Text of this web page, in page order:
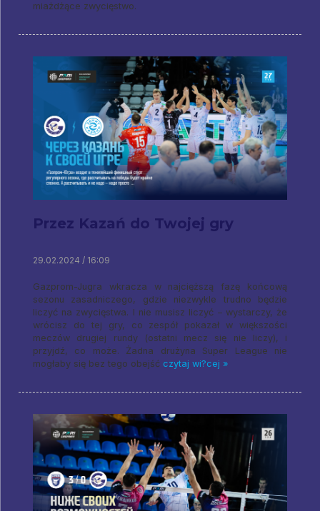
miażdżące zwycięstwo.
Przez Kazań do Twojej gry
29.02.2024 / 16:09
Gazprom-Jugra wkracza w najcięższą fazę końcową
sezonu zasadniczego, gdzie niezwykle trudno będzie
liczyć na zwycięstwa. I nie musisz liczyć – wystarczy, że
wrócisz do tej gry, co zespół pokazał w większości
meczów drugiej rundy (ostatni mecz się nie liczy), i
przyjdź, co może. Żadna drużyna Super League nie
mogłaby się bez tego obejść czytaj wi?cej »